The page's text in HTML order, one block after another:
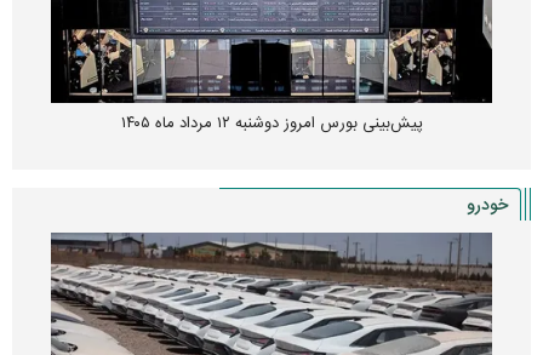
پیش‌بینی بورس امروز دوشنبه ۱۲ مرداد ماه ۱۴۰۵
خودرو